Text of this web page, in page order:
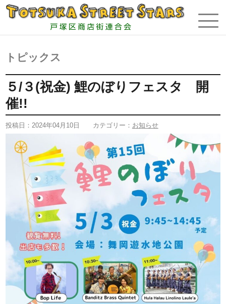
トピックス
５/３(祝金) 鯉のぼりフェスタ 開
催!!
投稿日：2024年04月10日 カテゴリー： お知らせ